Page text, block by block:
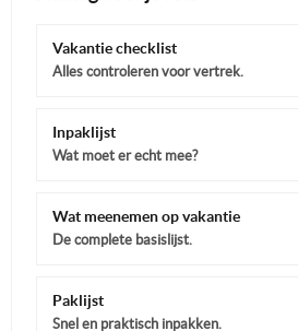
Vakantie checklist
Alles controleren voor vertrek.
Inpaklijst
Wat moet er echt mee?
Wat meenemen op vakantie
De complete basislijst.
Paklijst
Snel en praktisch inpakken.